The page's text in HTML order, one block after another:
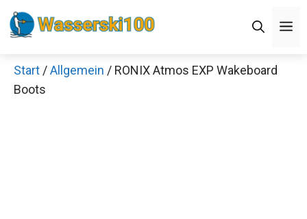
Zum
Inhalt
Start /Allgemein / RONIX Atmos EXP Wakeboard
Boots